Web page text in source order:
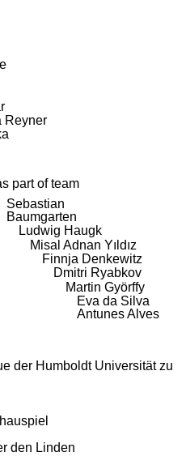
Reyner
part of team
Sebastian
Baumgarten
Ludwig Haugk
Misal Adnan Yıldız
Finnja Denkewitz
Dmitri Ryabkov
Martin Györffy
Eva da Silva
Antunes Alves
der Humboldt Universität zu
den Linden